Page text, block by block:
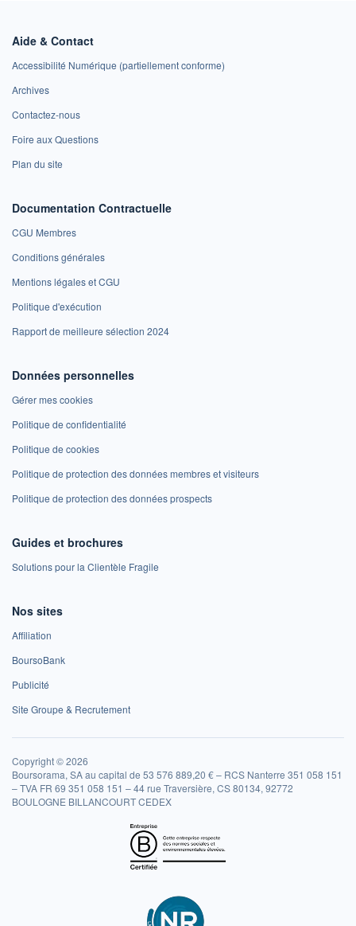
Aide & Contact
Accessibilité Numérique (partiellement conforme)
Archives
Contactez-nous
Foire aux Questions
Plan du site
Documentation Contractuelle
CGU Membres
Conditions générales
Mentions légales et CGU
Politique d'exécution
Rapport de meilleure sélection 2024
Données personnelles
Gérer mes cookies
Politique de confidentialité
Politique de cookies
Politique de protection des données membres et visiteurs
Politique de protection des données prospects
Guides et brochures
Solutions pour la Clientèle Fragile
Nos sites
Affiliation
BoursoBank
Publicité
Site Groupe & Recrutement
Copyright © 2026
Boursorama, SA au capital de 53 576 889,20 € – RCS Nanterre 351 058 151
– TVA FR 69 351 058 151 – 44 rue Traversière, CS 80134, 92772
BOULOGNE BILLANCOURT CEDEX